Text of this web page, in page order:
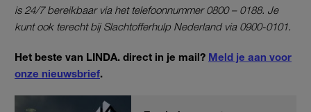
is 24/7 bereikbaar via het telefoonnummer 0800 – 0188. Je
kunt ook terecht bij Slachtofferhulp Nederland via 0900-0101.
Het beste van LINDA. direct in je mail? Meld je aan voor
onze nieuwsbrief.